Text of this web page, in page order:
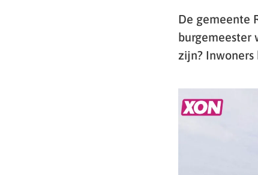
De gemeente
burgemeester
zijn?